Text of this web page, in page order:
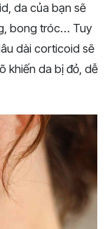
da của bạn sẽ
bong tróc… Tuy
dài corticoid sẽ
khiến da bị đỏ, dễ